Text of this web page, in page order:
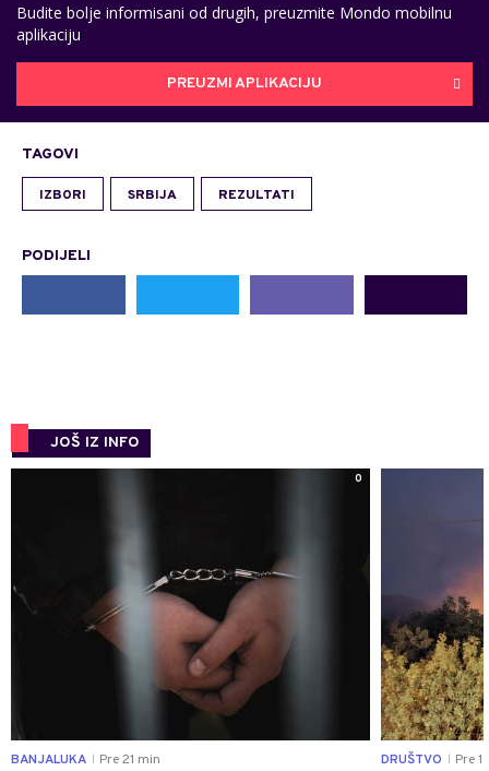
Budite bolje informisani od drugih, preuzmite Mondo mobilnu
aplikaciju
PREUZMI APLIKACIJU
TAGOVI
IZBORI SRBIJA REZULTATI
PODIJELI
JOŠ IZ INFO
0
BANJALUKA Pre 21 min DRUŠTVO Pre 1